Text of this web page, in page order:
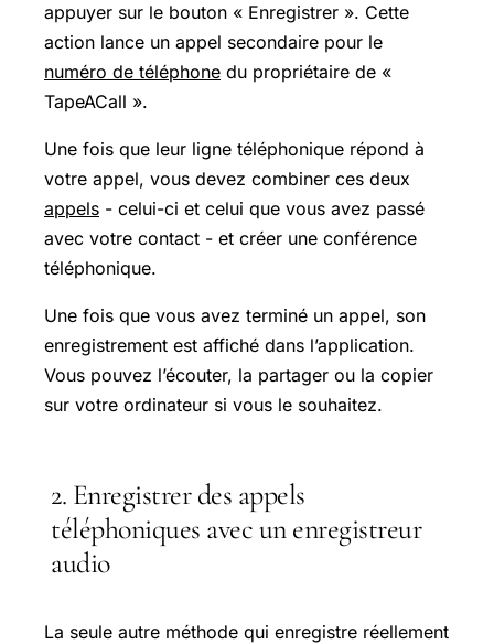
appuyer sur le bouton « Enregistrer ». Cette
action lance un appel secondaire pour le
numéro de téléphone du propriétaire de «
TapeACall ».
Une fois que leur ligne téléphonique répond à
votre appel, vous devez combiner ces deux
appels - celui-ci et celui que vous avez passé
avec votre contact - et créer une conférence
téléphonique.
Une fois que vous avez terminé un appel, son
enregistrement est affiché dans l’application.
Vous pouvez l’écouter, la partager ou la copier
sur votre ordinateur si vous le souhaitez.
2. Enregistrer des appels
téléphoniques avec un enregistreur
audio
La seule autre méthode qui enregistre réellement